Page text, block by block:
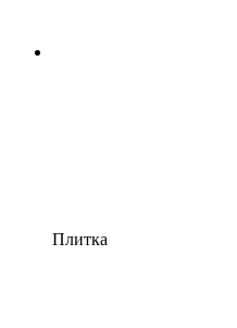
Плитка